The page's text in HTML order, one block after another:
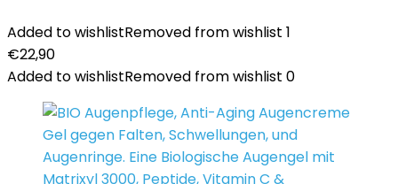
Added to wishlistRemoved from wishlist 1
€22,90
Added to wishlistRemoved from wishlist 0